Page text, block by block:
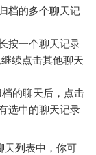
档的多个聊天记
按一个聊天记录
续点击其他聊天
档的聊天后，点击
选中的聊天记录
天列表中，你可